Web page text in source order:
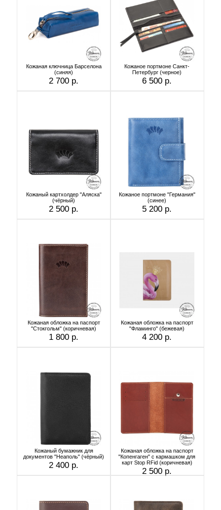
Кожаная ключница Барселона
(синяя)
2 700 р.
Кожаное портмоне Санкт-
Петербург (черное)
6 500 р.
Кожаный картхолдер "Аляска"
(чёрный)
2 500 р.
Кожаное портмоне "Германия"
(cинее)
5 200 р.
Кожаная обложка на паспорт
"Стокгольм" (коричневая)
1 800 р.
Кожаная обложка на паспорт
"Фламинго" (бежевая)
4 200 р.
Кожаный бумажник для
документов "Неаполь" (чёрный)
2 400 р.
Кожаная обложка на паспорт
"Копенгаген" с кармашком для
карт Stop RFid (коричневая)
2 500 р.